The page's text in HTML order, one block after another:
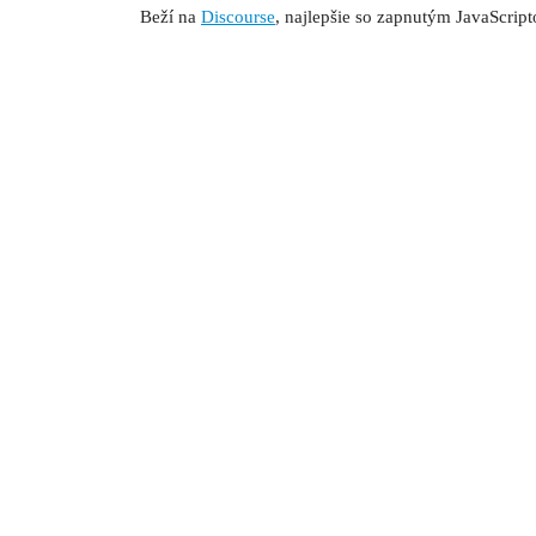
Beží na Discourse, najlepšie so zapnutým